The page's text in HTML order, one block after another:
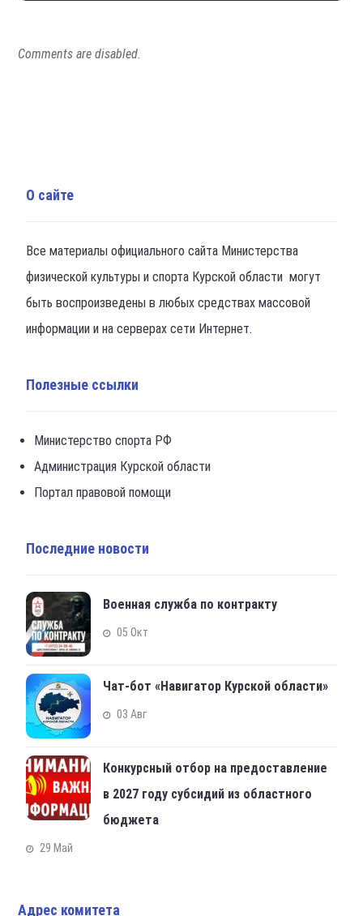
Comments are disabled.
О сайте
Все материалы официального сайта Министерства
физической культуры и спорта Курской области могут
быть воспроизведены в любых средствах массовой
информации и на серверах сети Интернет.
Полезные ссылки
Министерство спорта РФ
Администрация Курской области
Портал правовой помощи
Последние новости
Военная служба по контракту
05 Окт
Чат-бот «Навигатор Курской области»
03 Авг
Конкурсный отбор на предоставление
в 2027 году субсидий из областного
бюджета
29 Май
Адрес комитета